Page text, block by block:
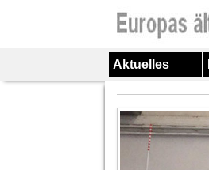
Aktuelles